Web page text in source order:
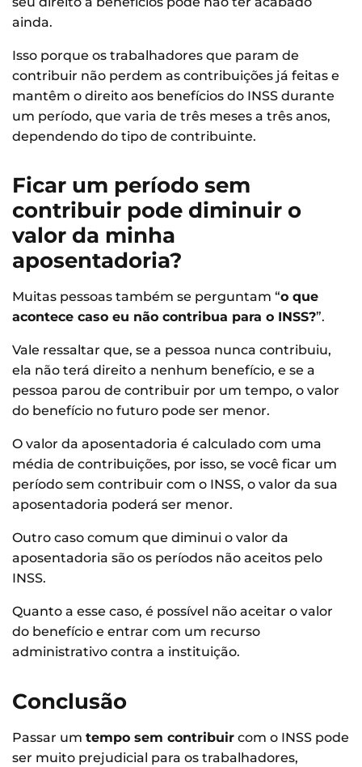
ainda.
Isso porque os trabalhadores que param de
contribuir não perdem as contribuições já feitas e
mantêm o direito aos benefícios do INSS durante
um período, que varia de três meses a três anos,
dependendo do tipo de contribuinte.
Ficar um período sem
contribuir pode diminuir o
valor da minha
aposentadoria?
Muitas pessoas também se perguntam “o que
acontece caso eu não contribua para o INSS?”.
Vale ressaltar que, se a pessoa nunca contribuiu,
ela não terá direito a nenhum benefício, e se a
pessoa parou de contribuir por um tempo, o valor
do benefício no futuro pode ser menor.
O valor da aposentadoria é calculado com uma
média de contribuições, por isso, se você ficar um
período sem contribuir com o INSS, o valor da sua
aposentadoria poderá ser menor.
Outro caso comum que diminui o valor da
aposentadoria são os períodos não aceitos pelo
INSS.
Quanto a esse caso, é possível não aceitar o valor
do benefício e entrar com um recurso
administrativo contra a instituição.
Conclusão
Passar um tempo sem contribuir com o INSS pode
ser muito prejudicial para os trabalhadores,